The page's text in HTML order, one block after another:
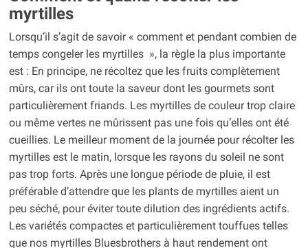
myrtilles
Lorsqu’il s’agit de savoir « comment et pendant combien de
temps congeler les myrtilles », la règle la plus importante
est : En principe, ne récoltez que les fruits complètement
mûrs, car ils ont toute la saveur dont les gourmets sont
particulièrement friands. Les myrtilles de couleur trop claire
ou même vertes ne mûrissent pas une fois qu’elles ont été
cueillies. Le meilleur moment de la journée pour récolter les
myrtilles est le matin, lorsque les rayons du soleil ne sont
pas trop forts. Après une longue période de pluie, il est
préférable d’attendre que les plants de myrtilles aient un
peu séché, pour éviter toute dilution des ingrédients actifs.
Les variétés compactes et particulièrement touffues telles
que nos myrtilles Bluesbrothers à haut rendement ont